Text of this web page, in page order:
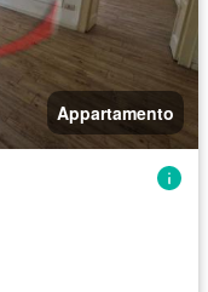
Appartamento